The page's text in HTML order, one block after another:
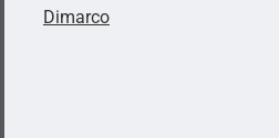
Dimarco